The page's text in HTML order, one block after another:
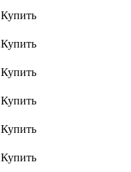
Купить
Купить
Купить
Купить
Купить
Купить